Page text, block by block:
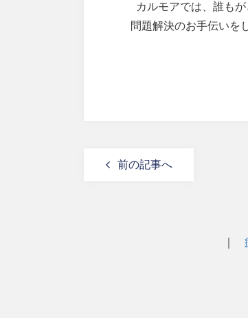
カルモアでは、誰も
問題解決のお手伝いを
前の記事へ